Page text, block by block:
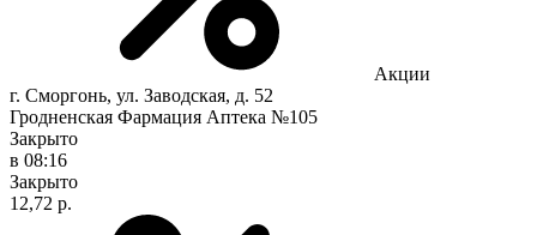
Акции
г. Сморгонь, ул. Заводская, д. 52
Гродненская Фармация Аптека №105
Закрыто
в 08:16
Закрыто
12,72 р.